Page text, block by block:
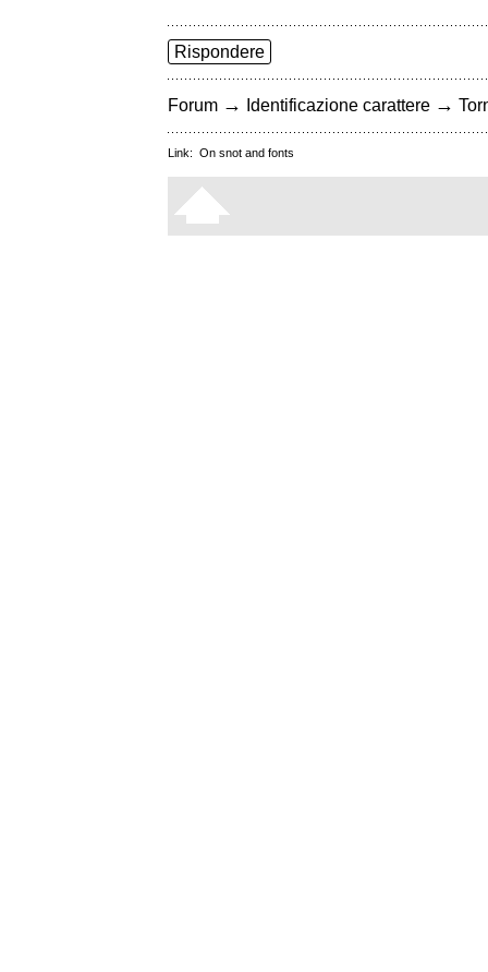
Rispondere
Forum → Identificazione carattere →
Link: On snot and fonts